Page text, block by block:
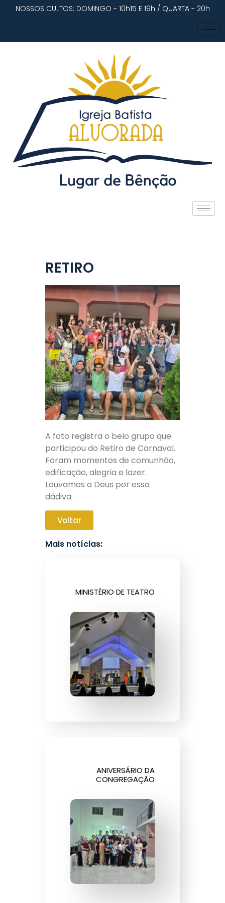
NOSSOS CULTOS: DOMINGO - 10h15 E 19h / QUARTA - 20h
RETIRO
A foto registra o belo grupo que
participou do Retiro de Carnaval.
Foram momentos de comunhão,
edificação, alegria e lazer.
Louvamos a Deus por essa
dádiva.
Voltar
Mais notícias:
MINISTÉRIO DE TEATRO
ANIVERSÁRIO DA
CONGREGAÇÃO